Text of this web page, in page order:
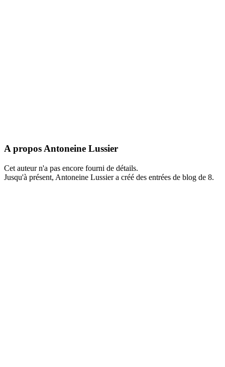
A propos Antoneine Lussier
Cet auteur n'a pas encore fourni de détails.
Jusqu'à présent, Antoneine Lussier a créé des entrées de blog de 8.